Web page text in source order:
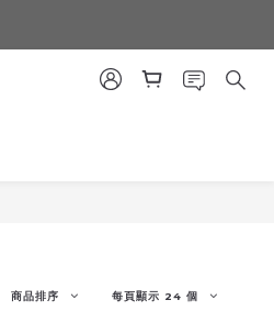
商品排序 每頁顯示 24 個